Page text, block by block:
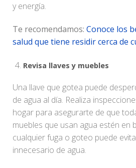
y energía.
Te recomendamos: Conoce los
salud que tiene residir cerca de
Revisa llaves y muebles
Una llave que gotea puede
de agua al día. Realiza
hogar para asegurarte de que
muebles que usan agua estén en
cualquier fuga o goteo puede
innecesario de agua.